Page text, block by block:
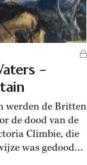
–
werden de Britten
de dood van de
Climbie, die
was gedood